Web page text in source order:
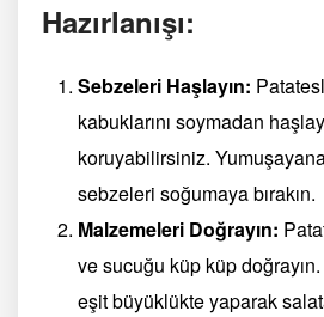
Hazırlanışı:
Sebzeleri Haşlayın:
kabuklarını soymadan
koruyabilirsiniz.
sebzeleri soğumaya bırakın.
Malzemeleri Doğrayın:
ve sucuğu küp küp
eşit büyüklükte yaparak